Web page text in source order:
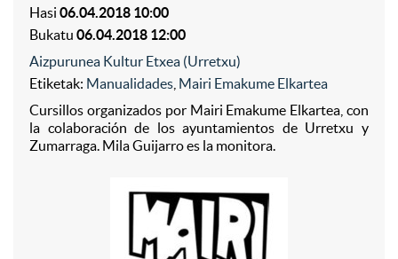
Hasi 06.04.2018 10:00
Bukatu 06.04.2018 12:00
Aizpurunea Kultur Etxea (Urretxu)
Etiketak: Manualidades Mairi Emakume Elkartea
Cursillos organizados por Mairi Emakume Elkartea, con
la colaboración de los ayuntamientos de Urretxu y
Zumarraga. Mila Guijarro es la monitora.